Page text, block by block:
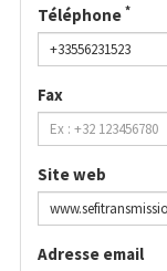
Téléphone *
Fax
Site web
Adresse email